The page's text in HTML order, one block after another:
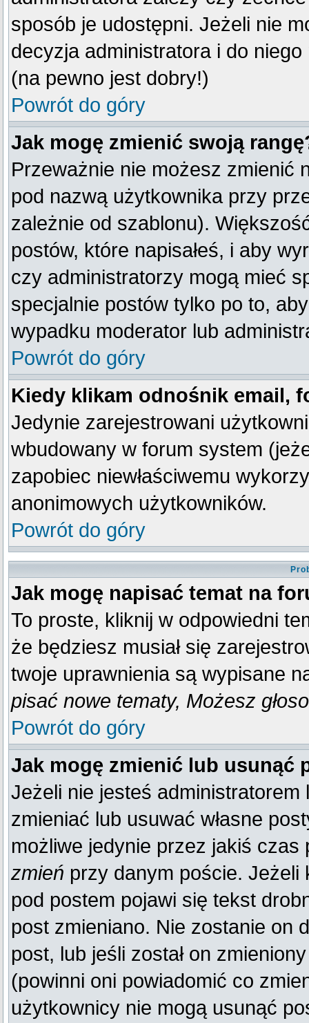
sposób je udostępni. Jeżeli nie
decyzja administratora i do
(na pewno jest dobry!)
Powrót do góry
Jak mogę zmienić swoją
Przeważnie nie możesz zmienić
pod nazwą użytkownika przy
zależnie od szablonu).
postów, które napisałeś, i aby
czy administratorzy mogą mieć
specjalnie postów tylko po to,
wypadku moderator lub
Powrót do góry
Kiedy klikam odnośnik email,
Jedynie zarejestrowani
wbudowany w forum system
zapobiec niewłaściwemu
anonimowych użytkowników.
Powrót do góry
Jak mogę napisać temat na
To proste, kliknij w odpowiedni
że będziesz musiał się
twoje uprawnienia są wypisane
pisać nowe tematy, Możesz
Powrót do góry
Jak mogę zmienić lub usunąć
Jeżeli nie jesteś
zmieniać lub usuwać własne
możliwe jedynie przez jakiś
zmień przy danym poście. Jeżeli
pod postem pojawi się tekst
post zmieniano. Nie zostanie on
post, lub jeśli został on
(powinni oni powiadomić co
użytkownicy nie mogą usunąć